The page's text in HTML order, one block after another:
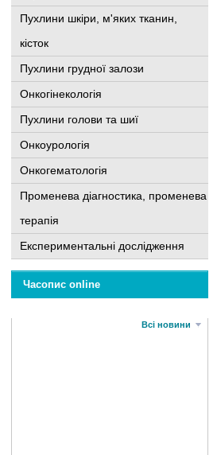
Пухлини шкіри, м'яких тканин,
кісток
Пухлини грудної залози
Онкогінекологія
Пухлини голови та шиї
Онкоурологія
Онкогематологія
Променева діагностика, променева
терапія
Експериментальні дослідження
Часопис online
Всі новини